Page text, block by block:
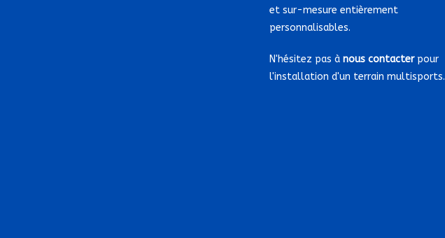
et sur-mesure entièrement
personnalisables.
N'hésitez pas à nous contacterpour
l'installation d'un terrain multisports.